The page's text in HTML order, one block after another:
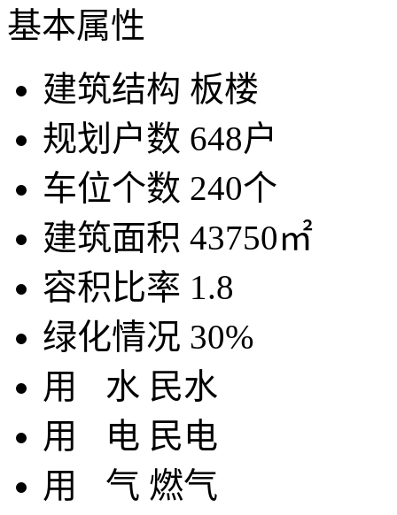
基本属性
建筑结构 板楼
规划户数 648户
车位个数 240个
建筑面积 43750㎡
容积比率 1.8
绿化情况 30%
用 水 民水
用
电 民电
用 气 燃气